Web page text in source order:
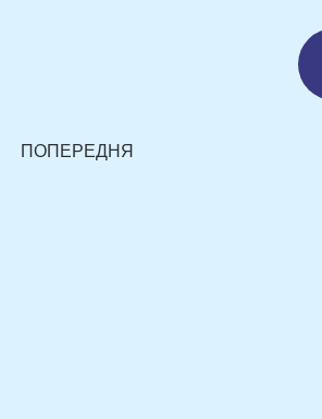
ПОПЕРЕДНЯ
Україна, м. Чернігів, вул. П’ятницька, 42